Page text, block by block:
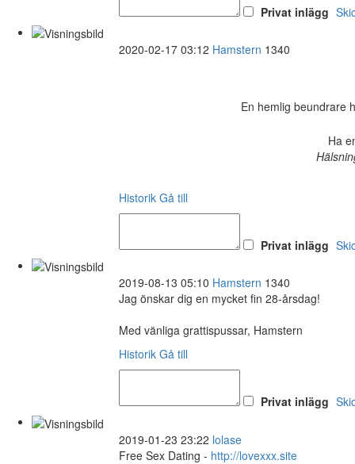
Privat inlägg
2020-02-17 03:12 Hamstern 1340
En hemlig beundrare
Ha
Historik Gå till
Privat inlägg
2019-08-13 05:10 Hamstern 1340
Jag önskar dig en mycket fin 28-årsdag!
Med vänliga grattispussar, Hamstern
Historik Gå till
Privat inlägg
2019-01-23 23:22 lolase
Free Sex Dating - http://lovexxx.site